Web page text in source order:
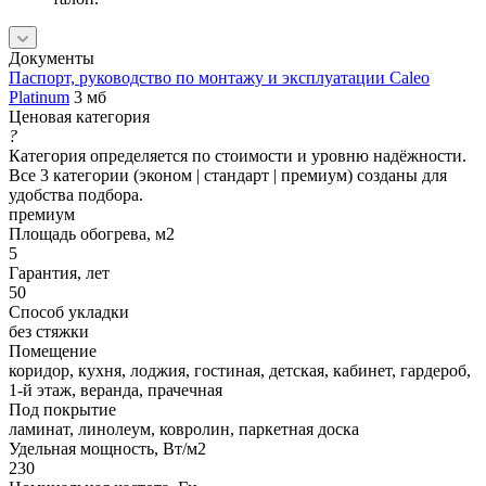
Документы
Паспорт, руководство по монтажу и эксплуатации Caleo
Platinum 3 мб
Ценовая категория
?
Категория определяется по стоимости и уровню надёжности.
Все 3 категории (эконом | стандарт | премиум) созданы для
удобства подбора.
премиум
Площадь обогрева, м2
5
Гарантия, лет
50
Способ укладки
без стяжки
Помещение
коридор, кухня, лоджия, гостиная, детская, кабинет, гардероб,
1-й этаж, веранда, прачечная
Под покрытие
ламинат, линолеум, ковролин, паркетная доска
Удельная мощность, Вт/м2
230